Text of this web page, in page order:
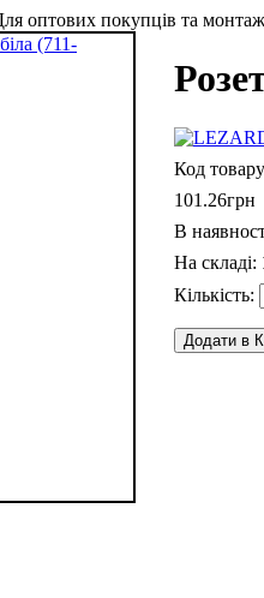
оптових покупців та
101 .26грн
В
Додати в